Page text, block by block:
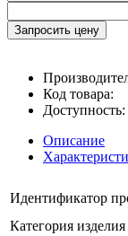
Запросить цену
Код товара:
Доступность:
Описание
Идентификатор
Категория изделия